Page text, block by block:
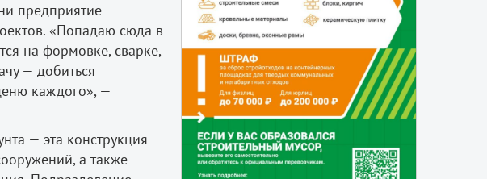
предприятие
«Попадаю сюда в
на формовке, сварке,
— добиться
каждого», —
— эта конструкция
а также